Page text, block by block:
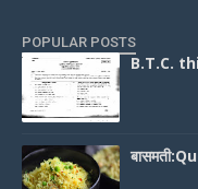
POPULAR POSTS
B.T.C.